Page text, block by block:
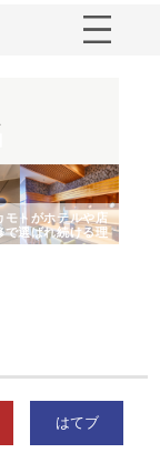
モトがホテルや店
で選ばれ続ける理
はてブ